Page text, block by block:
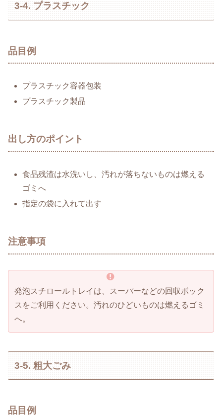
3-4. プラスチック
品目例
プラスチック容器包装
プラスチック製品
出し方のポイント
食品残渣は水洗いし、汚れが落ちないものは燃える
ゴミへ
指定の袋に入れて出す
注意事項
発泡スチロールトレイは、スーパーなどの回収ボック
スをご利用ください。汚れのひどいものは燃えるゴミ
へ。
3-5. 粗大ごみ
品目例